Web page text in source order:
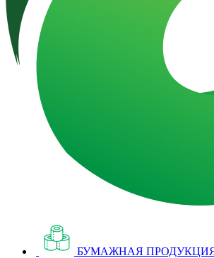
БУМАЖНАЯ